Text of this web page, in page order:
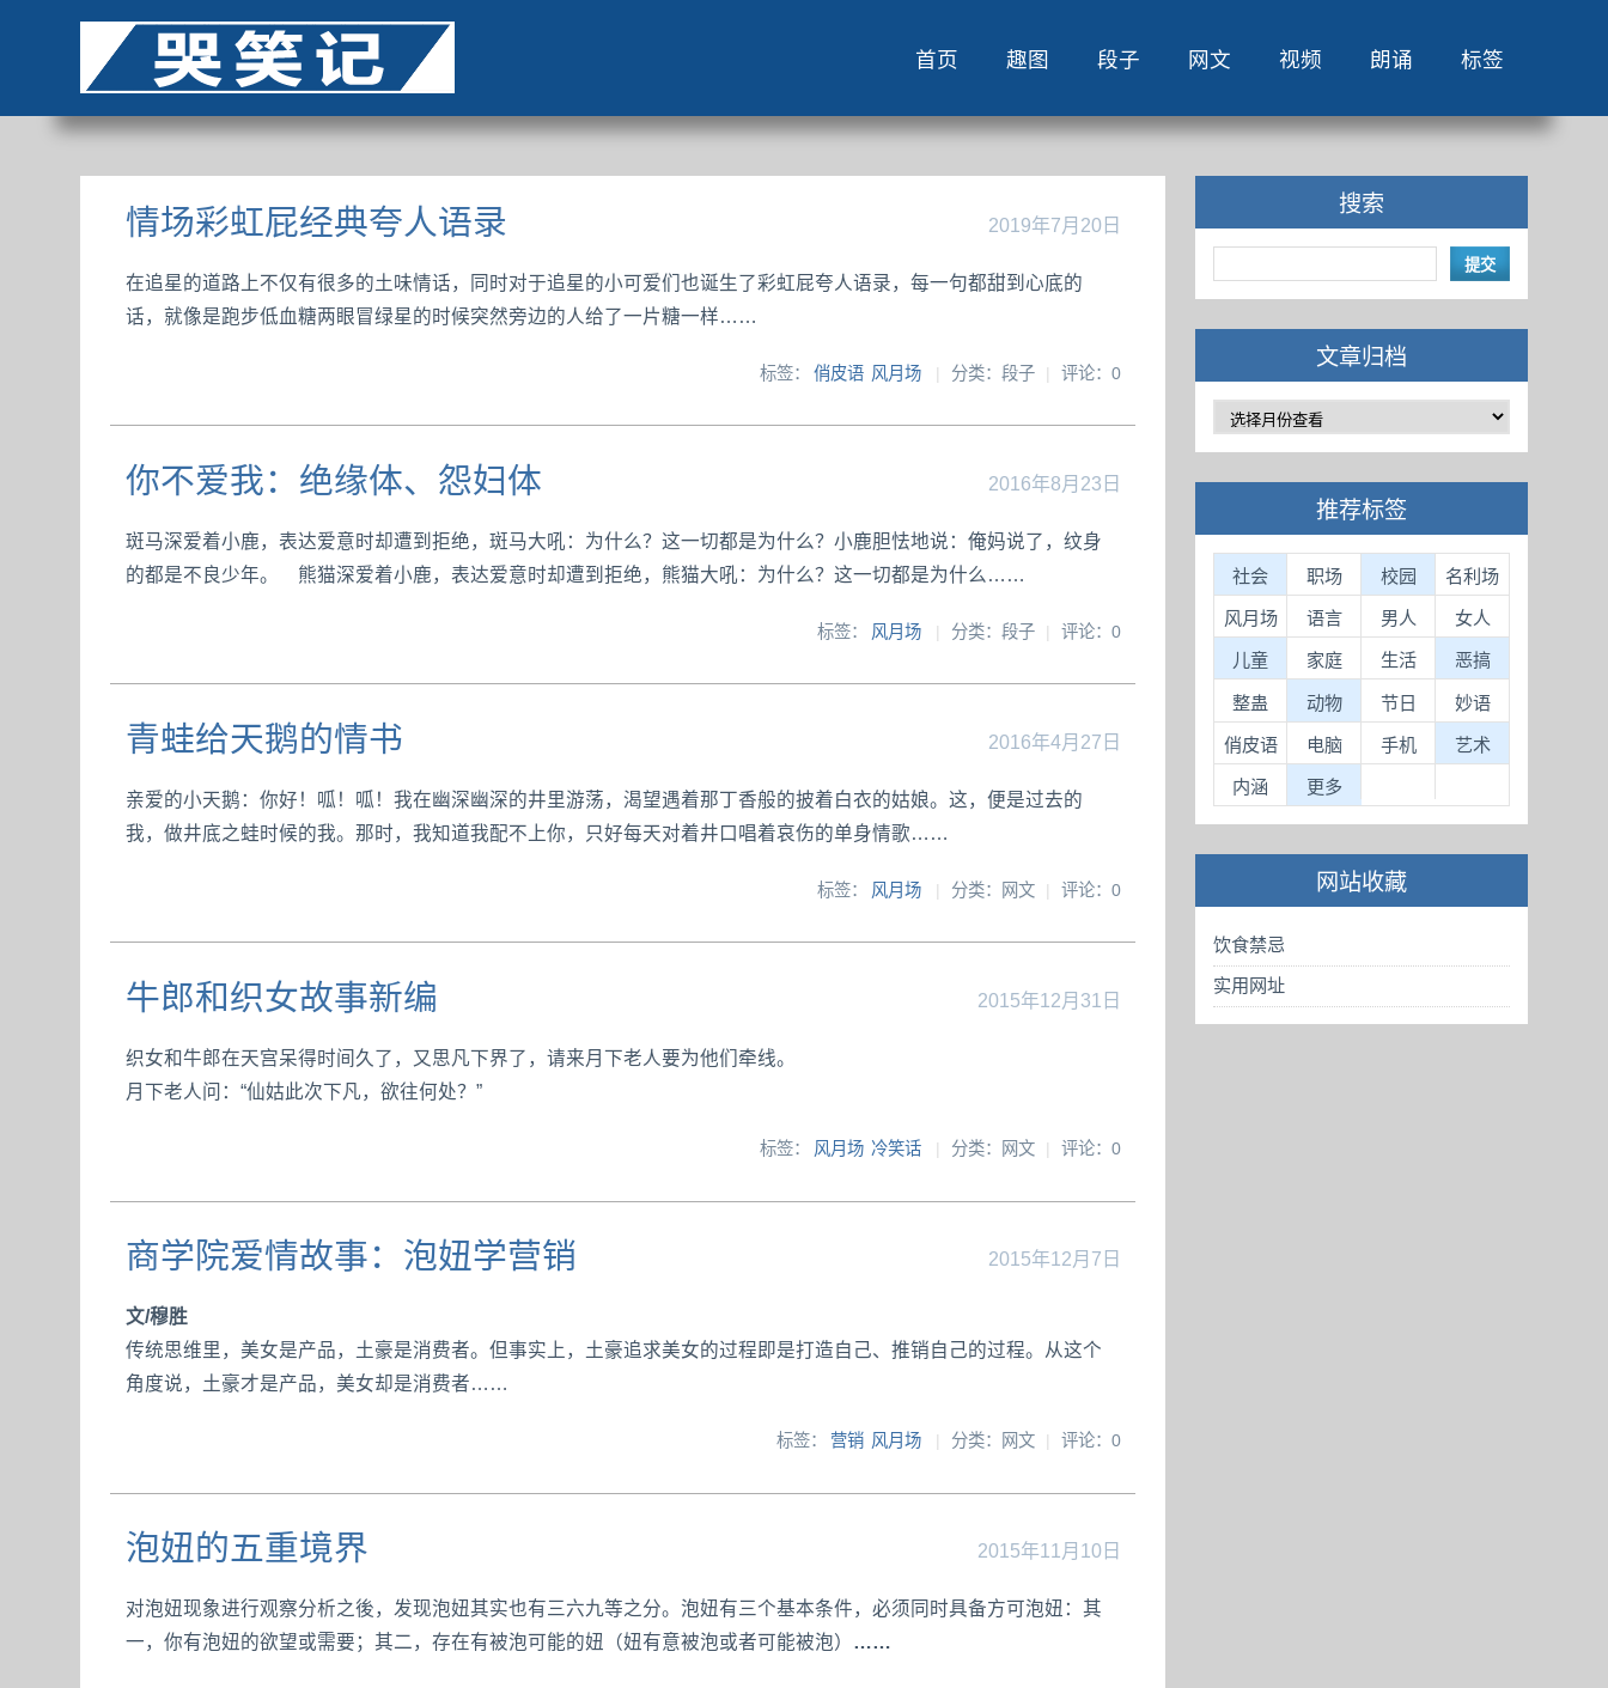
首页 趣图 段子 网文 视频 朗诵 标签
2019年7月20日
情场彩虹屁经典夸人语录
在追星的道路上不仅有很多的土味情话，同时对于追星的小可爱们也诞生了彩虹屁夸人语录，每一句都甜到心底的
话，就像是跑步低血糖两眼冒绿星的时候突然旁边的人给了一片糖一样……
标签： 俏皮语 风月场 | 分类：段子| 评论：0
2016年8月23日
你不爱我：绝缘体、怨妇体
斑马深爱着小鹿，表达爱意时却遭到拒绝，斑马大吼：为什么？这一切都是为什么？小鹿胆怯地说：俺妈说了，纹身
的都是不良少年。 熊猫深爱着小鹿，表达爱意时却遭到拒绝，熊猫大吼：为什么？这一切都是为什么……
标签： 风月场 | 分类：段子| 评论：0
2016年4月27日
青蛙给天鹅的情书
亲爱的小天鹅：你好！呱！呱！我在幽深幽深的井里游荡，渴望遇着那丁香般的披着白衣的姑娘。这，便是过去的
我，做井底之蛙时候的我。那时，我知道我配不上你，只好每天对着井口唱着哀伤的单身情歌……
标签： 风月场 | 分类：网文| 评论：0
2015年12月31日
牛郎和织女故事新编
织女和牛郎在天宫呆得时间久了，又思凡下界了，请来月下老人要为他们牵线。
月下老人问：“仙姑此次下凡，欲往何处？”
标签： 风月场 冷笑话 | 分类：网文| 评论：0
2015年12月7日
商学院爱情故事：泡妞学营销
文/穆胜
传统思维里，美女是产品，土豪是消费者。但事实上，土豪追求美女的过程即是打造自己、推销自己的过程。从这个
角度说，土豪才是产品，美女却是消费者……
标签： 营销 风月场 | 分类：网文| 评论：0
2015年11月10日
泡妞的五重境界
对泡妞现象进行观察分析之後，发现泡妞其实也有三六九等之分。泡妞有三个基本条件，必须同时具备方可泡妞：其
一，你有泡妞的欲望或需要；其二，存在有被泡可能的妞（妞有意被泡或者可能被泡） ……
搜索
文章归档
推荐标签
社会 职场 校园 名利场
风月场 语言 男人 女人
儿童 家庭 生活 恶搞
整蛊 动物 节日 妙语
俏皮语 电脑 手机 艺术
内涵 更多
网站收藏
饮食禁忌
实用网址